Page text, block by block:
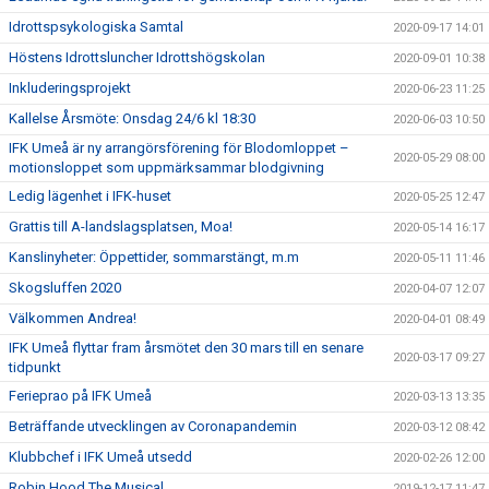
Idrottspsykologiska Samtal 2020-09-17 14:01
Höstens Idrottsluncher Idrottshögskolan 2020-09-01 10:38
Inkluderingsprojekt 2020-06-23 11:25
Kallelse Årsmöte: Onsdag 24/6 kl 18:30 2020-06-03 10:50
IFK Umeå är ny arrangörsförening för Blodomloppet –
motionsloppet som uppmärksammar blodgivning
2020-05-29 08:00
Ledig lägenhet i IFK-huset 2020-05-25 12:47
Grattis till A-landslagsplatsen, Moa! 2020-05-14 16:17
Kanslinyheter: Öppettider, sommarstängt, m.m 2020-05-11 11:46
Skogsluffen 2020 2020-04-07 12:07
Välkommen Andrea! 2020-04-01 08:49
IFK Umeå flyttar fram årsmötet den 30 mars till en senare
tidpunkt
2020-03-17 09:27
Ferieprao på IFK Umeå 2020-03-13 13:35
Beträffande utvecklingen av Coronapandemin 2020-03-12 08:42
Klubbchef i IFK Umeå utsedd 2020-02-26 12:00